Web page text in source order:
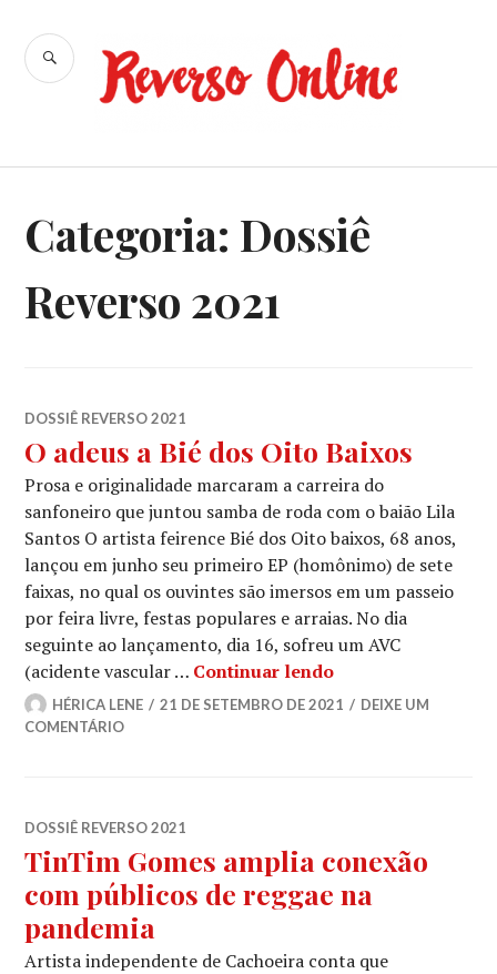
para
conteúdo
Reverso
BUSCA
Categoria: Dossiê
Reverso 2021
DOSSIÊ REVERSO 2021
O adeus a Bié dos Oito Baixos
Prosa e originalidade marcaram a carreira do
sanfoneiro que juntou samba de roda com o baião Lila
Santos O artista feirence Bié dos Oito baixos, 68 anos,
lançou em junho seu primeiro EP (homônimo) de sete
faixas, no qual os ouvintes são imersos em um passeio
por feira livre, festas populares e arraias. No dia
seguinte ao lançamento, dia 16, sofreu um AVC
(acidente vascular … Continuar lendoO adeus a Bié dos
HÉRICA LENE 21 DE SETEMBRO DE 2021
DEIXE UM
COMENTÁRIO
DOSSIÊ REVERSO 2021
TinTim Gomes amplia conexão
com públicos de reggae na
pandemia
Artista independente de Cachoeira conta que